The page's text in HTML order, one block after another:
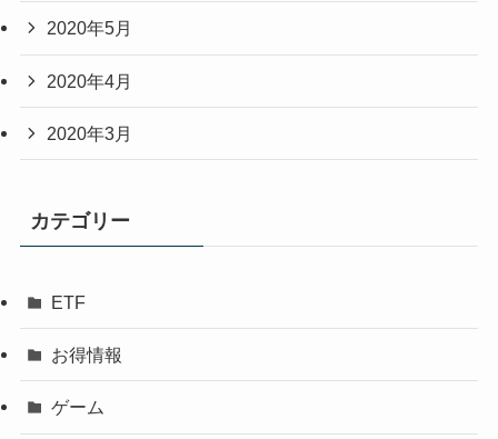
2020年5月
2020年4月
2020年3月
カテゴリー
ETF
お得情報
ゲーム